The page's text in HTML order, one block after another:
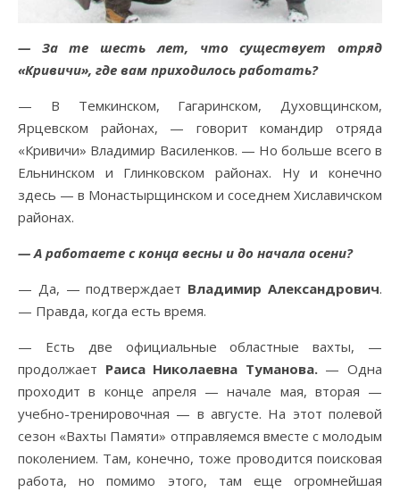
— За те шесть лет, что существует отряд
«Кривичи», где вам приходилось работать?
— В Темкинском, Гагаринском, Духовщинском,
Ярцевском районах, — говорит командир отряда
«Кривичи» Владимир Василенков. — Но больше всего в
Ельнинском и Глинковском районах. Ну и конечно
здесь — в Монастырщинском и соседнем Хиславичском
районах.
— А работаете с конца весны и до начала осени?
— Да, — подтверждает Владимир Александрович.
— Правда, когда есть время.
— Есть две официальные областные вахты, —
продолжает Раиса Николаевна Туманова.— Одна
проходит в конце апреля — начале мая, вторая —
учебно-тренировочная — в августе. На этот полевой
сезон «Вахты Памяти» отправляемся вместе с молодым
поколением. Там, конечно, тоже проводится поисковая
работа, но помимо этого, там еще огромнейшая